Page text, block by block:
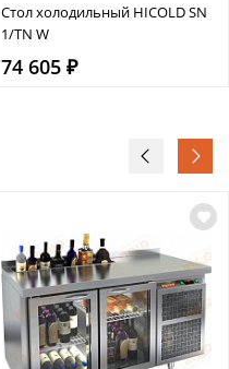
Стол холодильный HICOLD SN
1/TN W
74 605 ₽